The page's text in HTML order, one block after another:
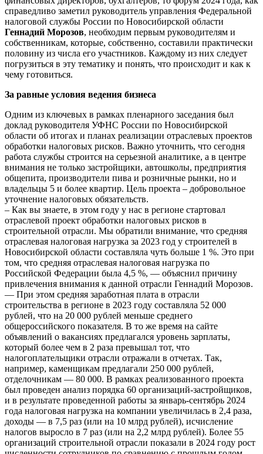
справедливо заметил руководитель управления Федеральной
налоговой службы России по Новосибирской области
Геннадий Морозов, необходим первым руководителям и
собственникам, которые, собственно, составили практически
половину из числа его участников. Каждому из них следует
погрузиться в эту тематику и понять, что происходит и как к
чему готовиться.
За равные условия ведения бизнеса
Одним из ключевых в рамках пленарного заседания был
доклад руководителя УФНС России по Новосибирской
области об итогах и планах реализации отраслевых проектов
обработки налоговых рисков. Важно уточнить, что сегодня
работа службы строится на серьезной аналитике, а в центре
внимания не только застройщики, автошколы, предприятия
общепита, производители пива и розничные рынки, но и
владельцы 5 и более квартир. Цель проекта – добровольное
уточнение налоговых обязательств.
– Как вы знаете, в этом году у нас в регионе стартовал
отраслевой проект обработки налоговых рисков в
строительной отрасли. Мы обратили внимание, что средняя
отраслевая налоговая нагрузка за 2023 год у строителей в
Новосибирской области составляла чуть больше 1 %. Это при
том, что средняя отраслевая налоговая нагрузка по
Российской Федерации была 4,5 %, — объяснил причину
привлечения внимания к данной отрасли Геннадий Морозов.
— При этом средняя заработная плата в отрасли
строительства в регионе в 2023 году составляла 52 000
рублей, что на 20 000 рублей меньше среднего
общероссийского показателя. В то же время на сайте
объявлений о вакансиях предлагался уровень зарплаты,
который более чем в 2 раза превышал тот, что
налогоплательщики отрасли отражали в отчетах. Так,
например, каменщикам предлагали 250 000 рублей,
отделочникам — 80 000. В рамках реализованного проекта
был проведен анализ порядка 60 организаций-застройщиков,
и в результате проведенной работы за январь-сентябрь 2024
года налоговая нагрузка на компании увеличилась в 2,4 раза,
доходы — в 7,5 раз (или на 10 млрд рублей), исчисление
налогов выросло в 7 раз (или на 2,2 млрд рублей). Более 55
организаций строительной отрасли показали в 2024 году рост